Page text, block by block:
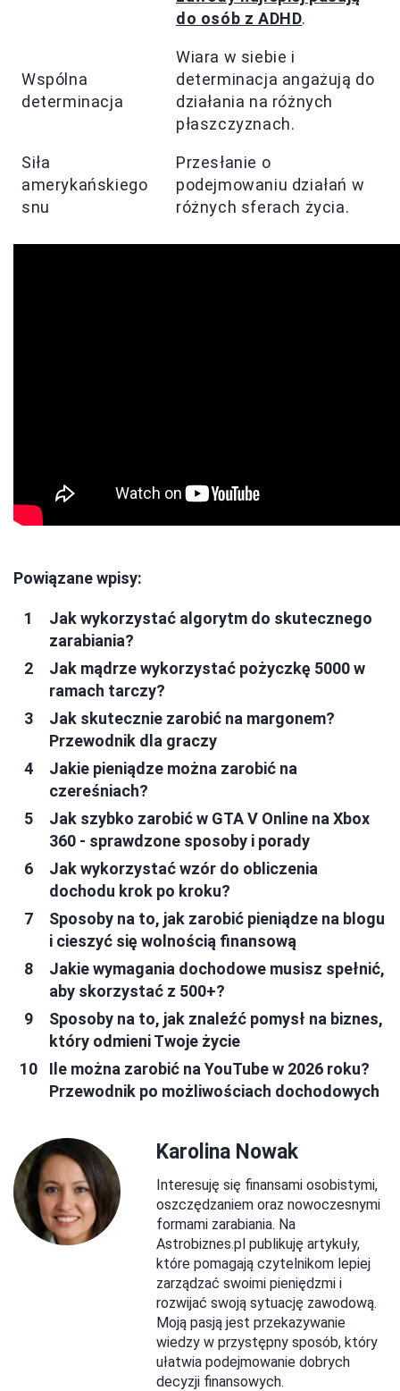
do osób z ADHD.
Wspólna
determinacja
Wiara w siebie i
determinacja angażują do
działania na różnych
płaszczyznach.
Siła
amerykańskiego
snu
Przesłanie o
podejmowaniu działań w
różnych sferach życia.
Powiązane wpisy:
Jak wykorzystać algorytm do skutecznego
zarabiania?
Jak mądrze wykorzystać pożyczkę 5000 w
ramach tarczy?
Jak skutecznie zarobić na margonem?
Przewodnik dla graczy
Jakie pieniądze można zarobić na
czereśniach?
Jak szybko zarobić w GTA V Online na Xbox
360 - sprawdzone sposoby i porady
Jak wykorzystać wzór do obliczenia
dochodu krok po kroku?
Sposoby na to, jak zarobić pieniądze na blogu
i cieszyć się wolnością finansową
Jakie wymagania dochodowe musisz spełnić,
aby skorzystać z 500+?
Sposoby na to, jak znaleźć pomysł na biznes,
który odmieni Twoje życie
Ile można zarobić na YouTube w 2026 roku?
Przewodnik po możliwościach dochodowych
Karolina Nowak
Interesuję się finansami osobistymi,
oszczędzaniem oraz nowoczesnymi
formami zarabiania. Na
Astrobiznes.pl publikuję artykuły,
które pomagają czytelnikom lepiej
zarządzać swoimi pieniędzmi i
rozwijać swoją sytuację zawodową.
Moją pasją jest przekazywanie
wiedzy w przystępny sposób, który
ułatwia podejmowanie dobrych
decyzji finansowych.